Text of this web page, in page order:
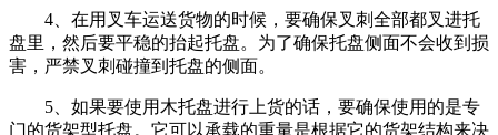
4、在用叉车运送货物的时候，要确保叉刺全部都叉进托
盘里，然后要平稳的抬起托盘。为了确保托盘侧面不会收到损
害，严禁叉刺碰撞到托盘的侧面。
5、如果要使用木托盘进行上货的话，要确保使用的是专
门的货架型托盘。它可以承载的重量是根据它的货架结构来决